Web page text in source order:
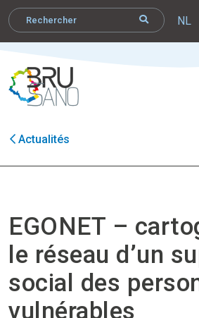
NL
Actualités
EGONET –
le réseau d’un
social des
vulnérables